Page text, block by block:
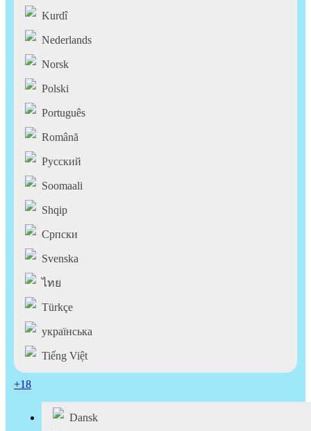
Kurdî
Nederlands
Norsk
Polski
Português
Română
Pусский
Soomaali
Shqip
Српски
Svenska
ไทย
Türkçe
українська
Tiếng Việt
+18
Dansk